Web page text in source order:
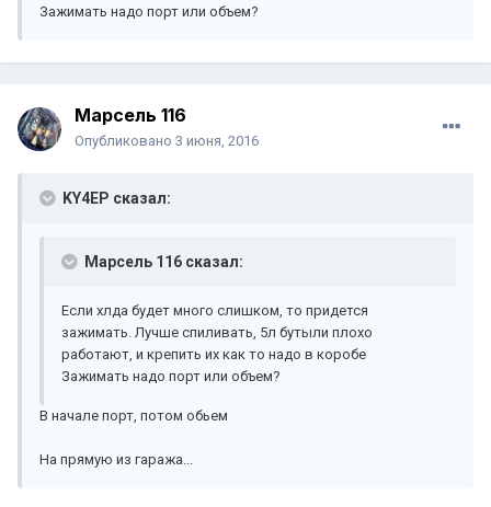
Зажимать надо порт или объем?
Марсель 116
Опубликовано 3 июня, 2016
KY4EP сказал:
Марсель 116 сказал:
Если хлда будет много слишком, то придется
зажимать. Лучше спиливать, 5л бутыли плохо
работают, и крепить их как то надо в коробе
Зажимать надо порт или объем?
В начале порт, потом обьем
На прямую из гаража...